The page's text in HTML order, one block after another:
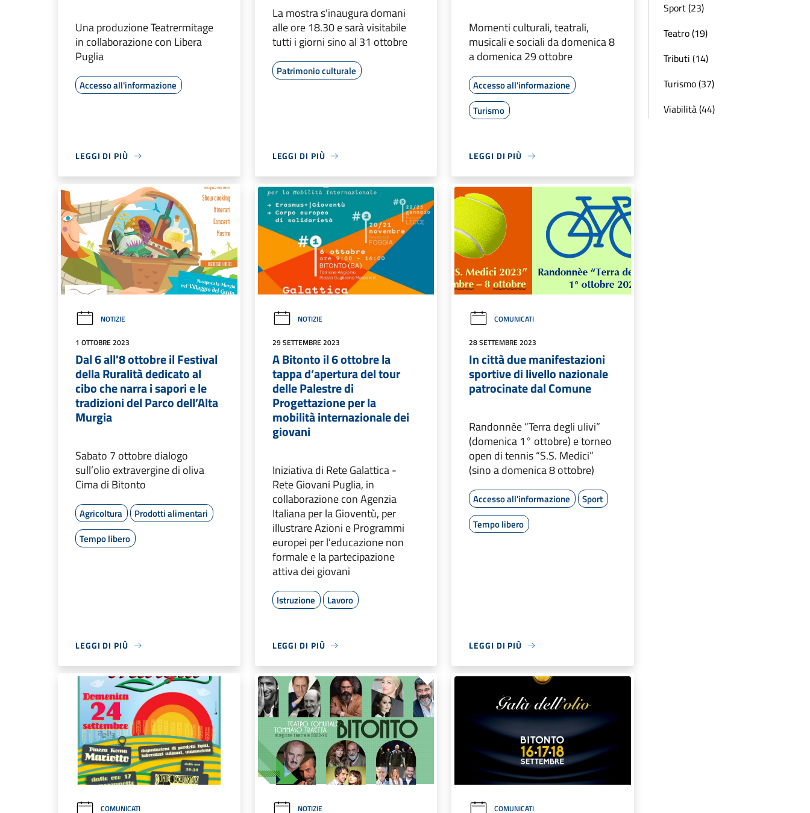
Una produzione Teatrermitage
in collaborazione con Libera
Puglia
Accesso all'informazione
LEGGI DI PIÙ
La mostra s'inaugura domani
alle ore 18.30 e sarà visitabile
tutti i giorni sino al 31 ottobre
Patrimonio culturale
LEGGI DI PIÙ
Momenti culturali, teatrali,
musicali e sociali da domenica 8
a domenica 29 ottobre
Accesso all'informazione
Turismo
LEGGI DI PIÙ
NOTIZIE
1 OTTOBRE 2023
Dal 6 all'8 ottobre il Festival
della Ruralità dedicato al
cibo che narra i sapori e le
tradizioni del Parco dell’Alta
Murgia
Sabato 7 ottobre dialogo
sull’olio extravergine di oliva
Cima di Bitonto
Agricoltura
Prodotti alimentari
Tempo libero
LEGGI DI PIÙ
NOTIZIE
29 SETTEMBRE 2023
A Bitonto il 6 ottobre la
tappa d’apertura del tour
delle Palestre di
Progettazione per la
mobilità internazionale dei
giovani
Iniziativa di Rete Galattica -
Rete Giovani Puglia, in
collaborazione con Agenzia
Italiana per la Gioventù, per
illustrare Azioni e Programmi
europei per l’educazione non
formale e la partecipazione
attiva dei giovani
Istruzione Lavoro
LEGGI DI PIÙ
COMUNICATI
28 SETTEMBRE 2023
In città due manifestazioni
sportive di livello nazionale
patrocinate dal Comune
Randonnèe “Terra degli ulivi”
(domenica 1° ottobre) e torneo
open di tennis “S.S. Medici”
(sino a domenica 8 ottobre)
Accesso all'informazione
Sport
Tempo libero
LEGGI DI PIÙ
COMUNICATI NOTIZIE COMUNICATI
Sport (23)
Teatro (19)
Tributi (14)
Turismo (37)
Viabilità (44)